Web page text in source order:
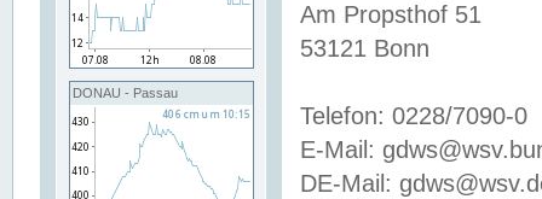
DONAU - Passau
Am Propsthof 51
53121 Bonn
Telefon: 0228/7090-0
E-Mail:
DE-Mail: